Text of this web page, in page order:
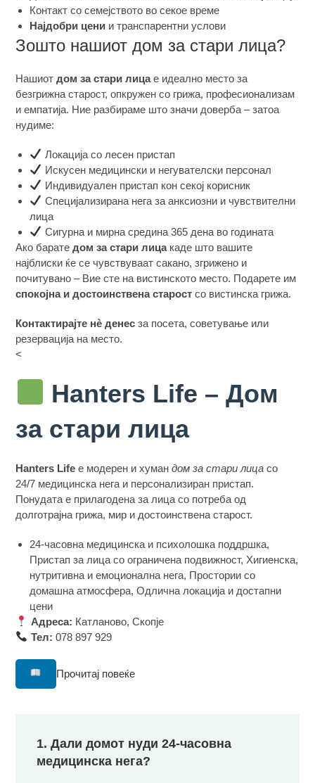
Контакт со семејството во секое време
Најдобри цени и транспарентни услови
Зошто нашиот дом за стари лица?
Нашиотдом за стари лицае идеално место за
безгрижна старост, опкружен со грижа, професионализам
и емпатија. Ние разбираме што значи доверба – затоа
нудиме:
Локација со лесен пристап
Искусен медицински и негувателски персонал
Индивидуален пристап кон секој корисник
Специјализирана нега за анксиозни и чувствителни
лица
Сигурна и мирна средина 365 дена во годината
Ако баратедом за стари лицакаде што вашите
најблиски ќе се чувствуваат сакано, згрижено и
почитувано – Вие сте на вистинското место. Подарете им
спокојна и достоинствена старост со вистинска грижа.
Контактирајте нè денес за посета, советување или
резервација на место.
<
Hanters Life – Дом
за стари лица
Hanters Life е модерен и хумандом за стари лица со
24/7 медицинска нега и персонализиран пристап.
Понудата е прилагодена за лица со потреба од
долготрајна грижа, мир и достоинствена старост.
24-часовна медицинска и психолошка поддршка,
Пристап за лица со ограничена подвижност, Хигиенска,
нутритивна и емоционална нега, Простории со
домашна атмосфера, Одлична локација и достапни
цени
Адреса: Катланово, Скопје
Тел: 078 897 929
Прочитај повеќе
1. Дали домот нуди 24-часовна
медицинска нега?